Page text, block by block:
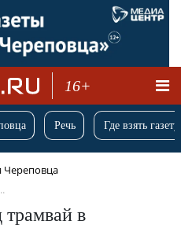
16+
Речь Где взять
Череповца
в